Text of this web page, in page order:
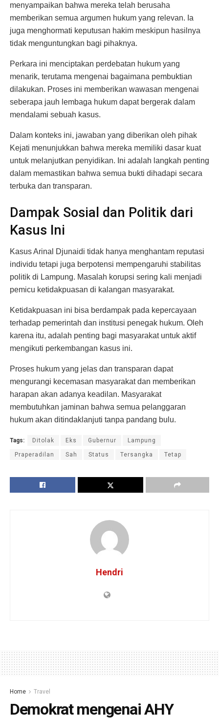
menyampaikan bahwa mereka telah berusaha
memberikan semua argumen hukum yang relevan. Ia
juga menghormati keputusan hakim meskipun hasilnya
tidak menguntungkan bagi pihaknya.
Perkara ini menciptakan perdebatan hukum yang
menarik, terutama mengenai bagaimana pembuktian
dilakukan. Proses ini memberikan wawasan mengenai
seberapa jauh lembaga hukum dapat bergerak dalam
mendalami sebuah kasus.
Dalam konteks ini, jawaban yang diberikan oleh pihak
Kejati menunjukkan bahwa mereka memiliki dasar kuat
untuk melanjutkan penyidikan. Ini adalah langkah penting
dalam memastikan bahwa semua bukti dihadapi secara
terbuka dan transparan.
Dampak Sosial dan Politik dari
Kasus Ini
Kasus Arinal Djunaidi tidak hanya menghantam reputasi
individu tetapi juga berpotensi mempengaruhi stabilitas
politik di Lampung. Masalah korupsi sering kali menjadi
pemicu ketidakpuasan di kalangan masyarakat.
Ketidakpuasan ini bisa berdampak pada kepercayaan
terhadap pemerintah dan institusi penegak hukum. Oleh
karena itu, adalah penting bagi masyarakat untuk aktif
mengikuti perkembangan kasus ini.
Proses hukum yang jelas dan transparan dapat
mengurangi kecemasan masyarakat dan memberikan
harapan akan adanya keadilan. Masyarakat
membutuhkan jaminan bahwa semua pelanggaran
hukum akan ditindaklanjuti tanpa pandang bulu.
Tags: Ditolak Eks Gubernur Lampung
Praperadilan Sah Status Tersangka Tetap
Hendri
Home Travel
Demokrat mengenai AHY